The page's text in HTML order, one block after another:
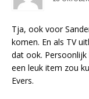
Tja, ook voor
komen. En als TV
dat ook.
een leuk item zou
Evers.